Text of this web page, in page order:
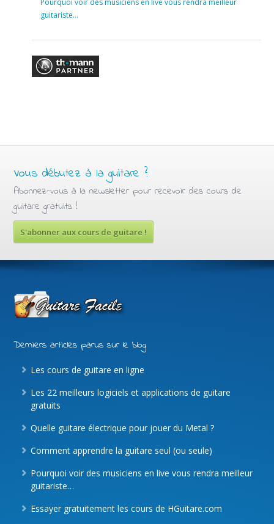
guitariste…
Vous débutez à la guitare ?
Abonnez-vous à la newsletter pour recevoir des cours de
guitare gratuits !
S'abonner aux cours de guitare !
Derniers articles parus sur le blog
Les cours de guitare en ligne
Les 22 meilleurs logiciels et applications de guitare
gratuits
Quelle guitare électrique pour jouer du Metal ?
Comment apprendre la guitare seul (ou seule)
Pourquoi voir des musiciens en live vous rendra meilleur
guitariste…
Essayer gratuitement les cours de HGuitare.com